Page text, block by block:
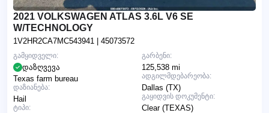
2021 VOLKSWAGEN ATLAS 3.6L V6 SE
W/TECHNOLOGY
1V2HR2CA7MC543941 | 45073572
გარბენი:
125,538 mi
ადგილმდებარეობა:
Dallas (TX)
გაყიდვის დოკუმენტი:
Clear (TEXAS)
გამყიდველი:
დაზღვევა
Texas farm bureau
დაზიანება:
Hail
ტიპი: